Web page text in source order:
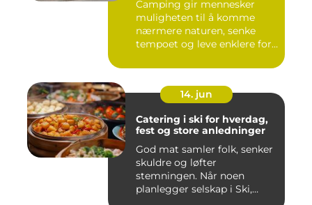
Camping gir mennesker
muligheten til å komme
nærmere naturen, senke
tempoet og leve enklere for
14. jun
Catering i ski for hverdag,
fest og store anledninger
God mat samler folk, senker
skuldre og løfter
stemningen. Når noen
planlegger selskap i Ski,